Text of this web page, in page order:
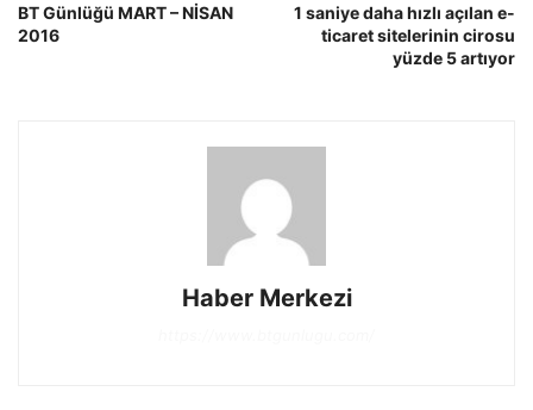
BT Günlüğü MART – NİSAN
2016
1 saniye daha hızlı açılan e-
ticaret sitelerinin cirosu
yüzde 5 artıyor
Haber Merkezi